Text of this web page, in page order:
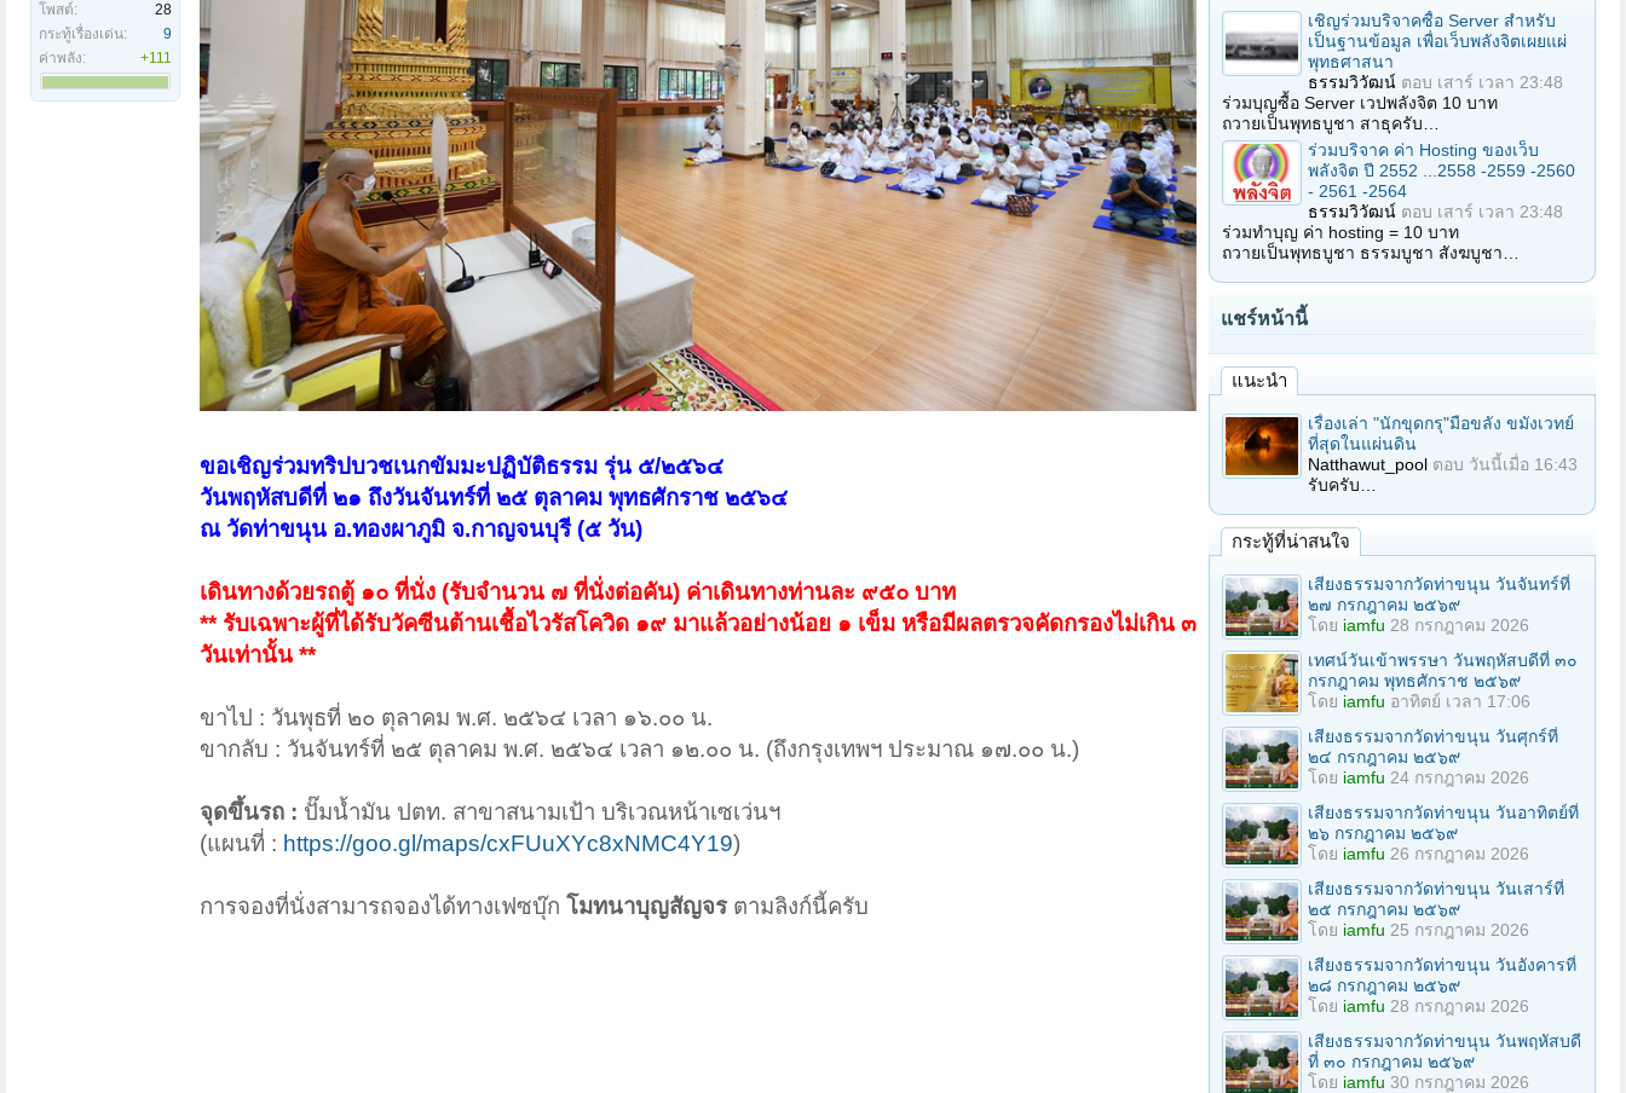
โพสต์:
28
กระทู้เรื่องเด่น:
9
ค่าพลัง:
+111
ขอเชิญร่วมทริปบวชเนกขัมมะปฏิบัติธรรม รุ่น ๕/๒๕๖๔
วันพฤหัสบดีที่ ๒๑ ถึงวันจันทร์ที่ ๒๕ ตุลาคม พุทธศักราช ๒๕๖๔
ณ วัดท่าขนุน อ.ทองผาภูมิ จ.กาญจนบุรี (๕ วัน)
เดินทางด้วยรถตู้ ๑๐ ที่นั่ง (รับจำนวน ๗ ที่นั่งต่อคัน) ค่าเดินทางท่านละ ๙๕๐ บาท
** รับเฉพาะผู้ที่ได้รับวัคซีนต้านเชื้อไวรัสโควิด ๑๙ มาแล้วอย่างน้อย ๑ เข็ม หรือมีผลตรวจคัดกรองไม่เกิน ๓
วันเท่านั้น **
ขาไป : วันพุธที่ ๒๐ ตุลาคม พ.ศ. ๒๕๖๔ เวลา ๑๖.๐๐ น.
ขากลับ : วันจันทร์ที่ ๒๕ ตุลาคม พ.ศ. ๒๕๖๔ เวลา ๑๒.๐๐ น. (ถึงกรุงเทพฯ ประมาณ ๑๗.๐๐ น.)
จุดขึ้นรถ : ปั๊มน้ำมัน ปตท. สาขาสนามเป้า บริเวณหน้าเซเว่นฯ
(แผนที่ : https://goo.gl/maps/cxFUuXYc8xNMC4Y19)
การจองที่นั่งสามารถจองได้ทางเฟซบุ๊ก โมทนาบุญสัญจรตามลิงก์นี้ครับ
เชิญร่วมบริจาคซื้อ Server สำหรับ
เป็นฐานข้อมูล เพื่อเว็บพลังจิตเผยแผ่
พุทธศาสนา
ธรรมวิวัฒน์ ตอบ เสาร์ เวลา 23:48
ร่วมบุญซื้อ Server เวปพลังจิต 10 บาท
ถวายเป็นพุทธบูชา สาธุครับ…
ร่วมบริจาค ค่า Hosting ของเว็บ
พลังจิต ปี 2552 ...2558 -2559 -2560
- 2561 -2564
ธรรมวิวัฒน์ ตอบ เสาร์ เวลา 23:48
ร่วมทำบุญ ค่า hosting = 10 บาท
ถวายเป็นพุทธบูชา ธรรมบูชา สังฆบูชา…
แชร์หน้านี้
แนะนำ
เรื่องเล่า "นักขุดกรุ"มือขลัง ขมังเวทย์
ที่สุดในแผ่นดิน
Natthawut_pool ตอบ วันนี้เมื่อ 16:43
รับครับ…
กระทู้ที่น่าสนใจ
เสียงธรรมจากวัดท่าขนุน วันจันทร์ที่
๒๗ กรกฎาคม ๒๕๖๙
โดย iamfu 28 กรกฎาคม 2026
เทศน์วันเข้าพรรษา วันพฤหัสบดีที่ ๓๐
กรกฎาคม พุทธศักราช ๒๕๖๙
โดย iamfu อาทิตย์ เวลา 17:06
เสียงธรรมจากวัดท่าขนุน วันศุกร์ที่
๒๔ กรกฎาคม ๒๕๖๙
โดย iamfu 24 กรกฎาคม 2026
เสียงธรรมจากวัดท่าขนุน วันอาทิตย์ที่
๒๖ กรกฎาคม ๒๕๖๙
โดย iamfu 26 กรกฎาคม 2026
เสียงธรรมจากวัดท่าขนุน วันเสาร์ที่
๒๕ กรกฎาคม ๒๕๖๙
โดย iamfu 25 กรกฎาคม 2026
เสียงธรรมจากวัดท่าขนุน วันอังคารที่
๒๘ กรกฎาคม ๒๕๖๙
โดย iamfu 28 กรกฎาคม 2026
เสียงธรรมจากวัดท่าขนุน วันพฤหัสบดี
ที่ ๓๐ กรกฎาคม ๒๕๖๙
โดย iamfu 30 กรกฎาคม 2026